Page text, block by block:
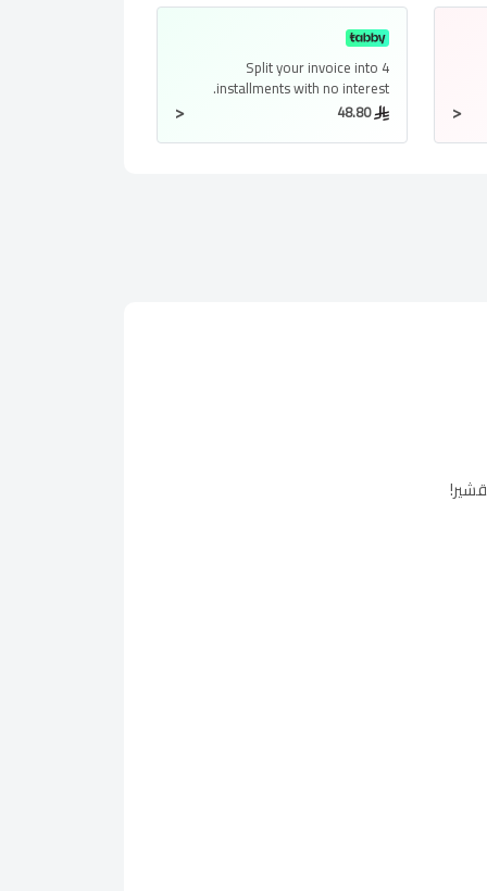
<
Split your invoice into 4
installmentswith no interest.
< 48.80